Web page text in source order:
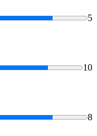
5
10
8